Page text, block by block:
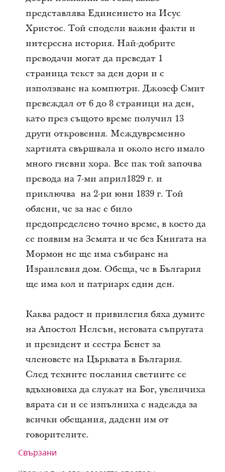
представлява Единението на Исус
Христос. Той сподели важни факти и
интересна история. Най-добрите
преводачи могат да преведат 1
страница текст за ден дори и с
използване на компютри. Джозеф Смит
превеждал от 6 до 8 страници на ден,
като през същото време получил 13
други откровения. Междувременно
хартията свършвала и около него имало
много гневни хора. Все пак той започва
превода на 7-ми април1829 г. и
приключва на 2-ри юни 1839 г. Той
обясни, че за нас е било
предопределено точно време, в което да
се появим на Земята и че без Книгата на
Мормон не ще има събиране на
Израилевия дом. Обеща, че в България
ще има кол и патриарх един ден.
Каква радост и привилегия бяха думите
на Апостол Нелсън, неговата съпругата
и президент и сестра Бенет за
членовете на Църквата в България.
След техните послания светиите се
вдъхновиха да служат на Бог, увеличиха
вярата си и се изпълниха с надежда за
всички обещания, дадени им от
говорителите.
Свързани